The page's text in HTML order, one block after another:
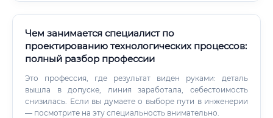
Чем занимается специалист по
проектированию технологических процессов:
полный разбор профессии
Это профессия, где результат виден руками: деталь
вышла в допуске, линия заработала, себестоимость
снизилась. Если вы думаете о выборе пути в инженерии
— посмотрите на эту специальность внимательно.